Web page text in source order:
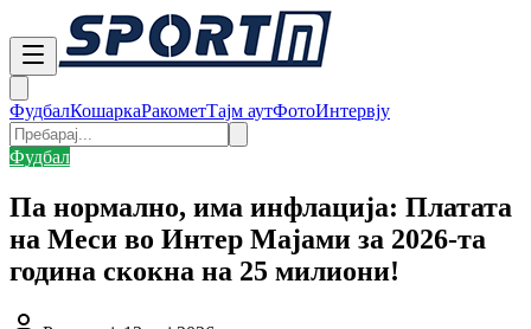
ФудбалКошаркаРакометТајм аутФотоИнтервју
Фудбал
Па нормално, има инфлација: Платата
на Меси во Интер Мајами за 2026-та
година скокна на 25 милиони!